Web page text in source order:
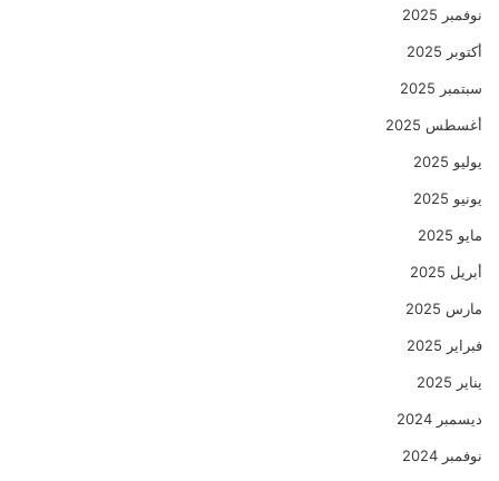
نوفمبر 2025
أكتوبر 2025
سبتمبر 2025
أغسطس 2025
يوليو 2025
يونيو 2025
مايو 2025
أبريل 2025
مارس 2025
فبراير 2025
يناير 2025
ديسمبر 2024
نوفمبر 2024